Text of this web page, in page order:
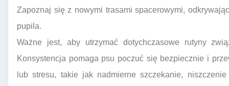
Zapoznaj się z nowymi trasami spacerowymi,
pupila.
Ważne jest, aby utrzymać dotychczasowe rutyny
Konsystencja pomaga psu poczuć się bezpiecznie i
lub stresu, takie jak nadmierne szczekanie,